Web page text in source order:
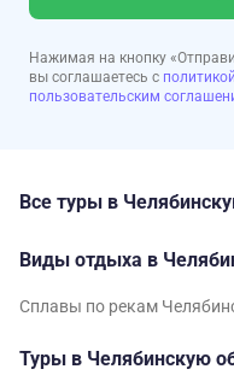
Нажимая на кнопку
вы соглашаетесь с
пользовательским
Все туры в
Виды отдыха в
Сплавы по рекам
Туры в Челябинскую